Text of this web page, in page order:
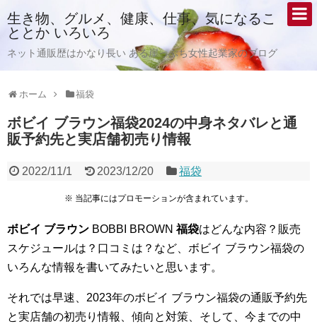
生き物、グルメ、健康、仕事、気になるこ
ととか いろいろ
ネット通販歴はかなり長い ある崖っぷち女性起業家のブログ
ホーム 福袋
ボビイ ブラウン福袋2024の中身ネタバレと通
販予約先と実店舗初売り情報
2022/11/1 2023/12/20 福袋
※ 当記事にはプロモーションが含まれています。
ボビイ ブラウン BOBBI BROWN福袋はどんな内容？販売
スケジュールは？口コミは？など、ボビイ ブラウン福袋の
いろんな情報を書いてみたいと思います。
それでは早速、2023年のボビイ ブラウン福袋の通販予約先
と実店舗の初売り情報、傾向と対策、そして、今までの中